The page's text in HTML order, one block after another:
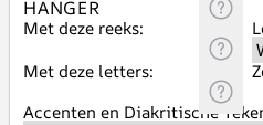
Met deze reeks:
Met deze letters:
Accenten en Diakritische